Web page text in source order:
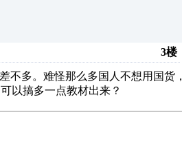
3楼
不多。难怪那么多国人不想用国货，
以搞多一点教材出来？